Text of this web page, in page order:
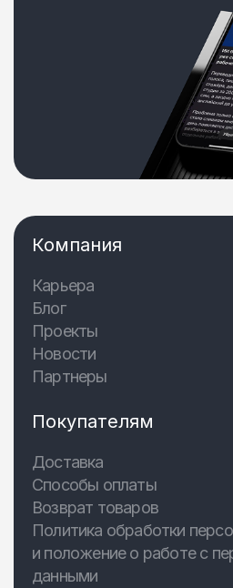
Компания
Карьера
Блог
Проекты
Новости
Партнеры
Покупателям
Доставка
Способы оплаты
Возврат товаров
Политика обработки
и положение о работе с
данными